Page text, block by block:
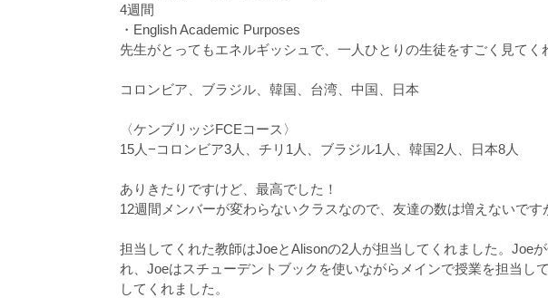
4週間
・English Academic Purposes
先生がとってもエネルギッシュで、一人ひとりの生徒をすごく見てく
コロンビア、ブラジル、韓国、台湾、中国、日本
〈ケンブリッジFCEコース〉
15人−コロンビア3人、チリ1人、ブラジル1人、韓国2人、日本8人
ありきたりですけど、最高でした！
12週間メンバーが変わらないクラスなので、友達の数は増えないです
担当してくれた教師はJoeとAlisonの2人が担当してくれました。Joe
れ、Joeはスチューデントブックを使いながらメインで授業を担当し
してくれました。